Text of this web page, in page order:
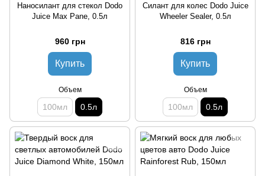
Наносилант для стекол Dodo
Juice Max Pane, 0.5л
960 грн
Купить
Объем
100мл 0.5л
Силант для колес Dodo Juice
Wheeler Sealer, 0.5л
816 грн
Купить
Объем
100мл 0.5л